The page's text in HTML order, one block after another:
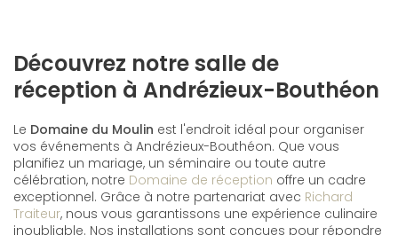
Découvrez notre salle de
réception à Andrézieux-Bouthéon
Le Domaine du Moulin est l'endroit idéal pour organiser
vos événements à Andrézieux-Bouthéon. Que vous
planifiez un mariage, un séminaire ou toute autre
célébration, notre Domaine de réception offre un cadre
exceptionnel. Grâce à notre partenariat avec Richard
Traiteur, nous vous garantissons une expérience culinaire
inoubliable. Nos installations sont conçues pour répondre